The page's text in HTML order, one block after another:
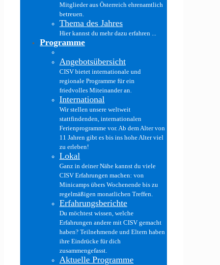
Mitglieder aus Österreich ehrenamtlich
betreuen.
Thema des Jahres
Hier kannst du mehr dazu erfahren ...
Programme
Angebotsübersicht
CISV bietet internationale und
regionale Programme für ein
friedvolles Miteinander an.
International
Wir stellen unsere weltweit
stattfindenden, internationalen
Ferienprogramme vor. Ab dem Alter von
11 Jahren gibt es bis ins hohe Alter viel
zu erleben!
Lokal
Ganz in deiner Nähe kannst du viele
CISV Erfahrungen machen: von
Minicamps übers Wochenende bis zu
regelmäßigen monatlichen Treffen.
Erfahrungsberichte
Du möchtest wissen, welche
Erfahrungen andere mit CISV gemacht
haben? Teilnehmende und Eltern haben
ihre Eindrücke für dich
zusammengefasst.
Aktuelle Programme